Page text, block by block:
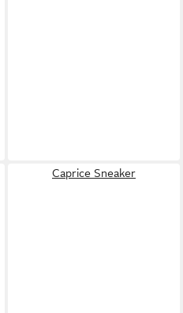
Caprice Sneaker